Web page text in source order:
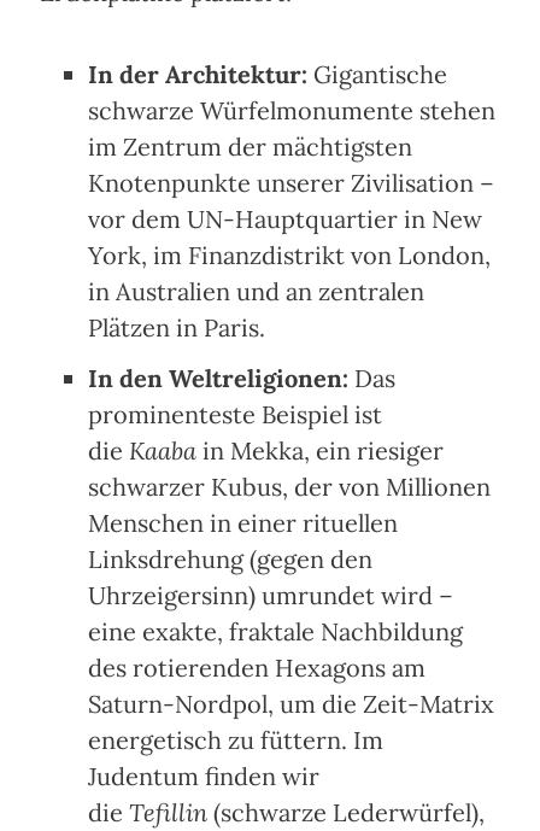
In der Architektur: Gigantische
schwarze Würfelmonumente stehen
im Zentrum der mächtigsten
Knotenpunkte unserer Zivilisation –
vor dem UN-Hauptquartier in New
York, im Finanzdistrikt von London,
in Australien und an zentralen
Plätzen in Paris.
In den Weltreligionen: Das
prominenteste Beispiel ist
die Kaaba in Mekka, ein riesiger
schwarzer Kubus, der von Millionen
Menschen in einer rituellen
Linksdrehung (gegen den
Uhrzeigersinn) umrundet wird –
eine exakte, fraktale Nachbildung
des rotierenden Hexagons am
Saturn-Nordpol, um die Zeit-Matrix
energetisch zu füttern. Im
Judentum finden wir
dieTefillin (schwarze Lederwürfel),